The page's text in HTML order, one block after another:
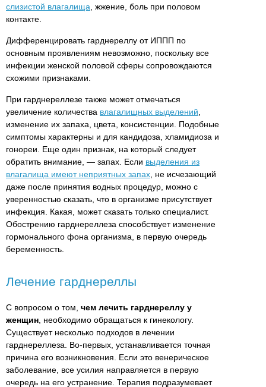
слизистой влагалища, жжение, боль при половом
контакте.
Дифференцировать гарднереллу от ИППП по
основным проявлениям невозможно, поскольку все
инфекции женской половой сферы сопровождаются
схожими признаками.
При гарднереллезе также может отмечаться
увеличение количества влагалищных выделений,
изменение их запаха, цвета, консистенции. Подобные
симптомы характерны и для кандидоза, хламидиоза и
гонореи. Еще один признак, на который следует
обратить внимание, — запах. Если выделения из
влагалища имеют неприятных запах, не исчезающий
даже после принятия водных процедур, можно с
уверенностью сказать, что в организме присутствует
инфекция. Какая, может сказать только специалист.
Обострению гарднереллеза способствует изменение
гормонального фона организма, в первую очередь
беременность.
Лечение гарднереллы
С вопросом о том, чем лечить гарднереллу у
женщин, необходимо обращаться к гинекологу.
Существует несколько подходов в лечении
гарднереллеза. Во-первых, устанавливается точная
причина его возникновения. Если это венерическое
заболевание, все усилия направляется в первую
очередь на его устранение. Терапия подразумевает